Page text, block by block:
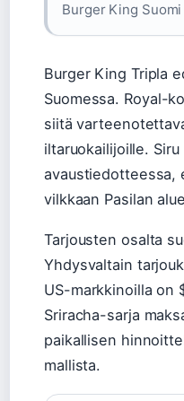
Burger King
Burger King Tripla
Suomessa. Royal-
siitä
iltaruokailijoille.
avaustiedotteessa,
vilkkaan Pasilan
Tarjousten osalta
Yhdysvaltain
US-markkinoilla on
Sriracha-sarja
paikallisen
mallista.